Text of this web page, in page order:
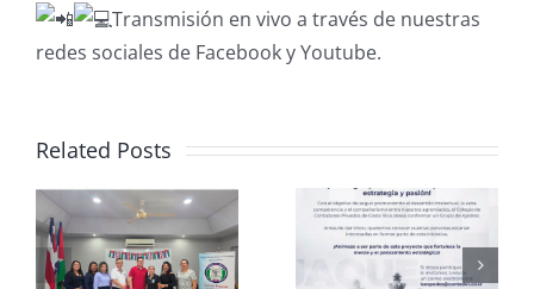
Transmisión en vivo a través de nuestras
redes sociales de Facebook y Youtube.
Related Posts
Club de
CCPCR